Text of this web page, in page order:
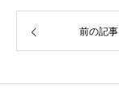
前の記事